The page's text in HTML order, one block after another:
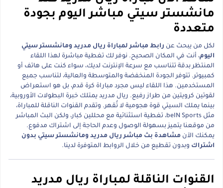
مانشستر سيتي مباشر اليوم بجودة
متعددة
لكل من يبحث عن رابط مباشر لمباراة ريال مدريد ومانشستر سيتي
اليوم، أنت في المكان الصحيح. نوفر لك تغطية مباشرة لهذا اللقاء
المنتظر بدقة تتناسب مع سرعة الإنترنت لديك، سواء كنت على هاتف أو
كمبيوتر. تتوفر الجودة المنخفضة والمتوسطة والعالية، لتناسب جميع
المستخدمين. هذا اللقاء ليس مجرد مباراة كرة قدم، بل هو استعراض
لقوتين كرويتين من طراز رفيع. ريال مدريد يمتلك خبرة البطولات الأوروبية،
بينما يملك السيتي قوة هجومية لا تُقهر. وتقدم القنوات الناقلة للمباراة،
مثل beIN Sports، تغطية استثنائية مع محللين كبار، ولكن البث المباشر
من موقعنا يتميز بسهولة الوصول وعدم الحاجة إلى اشتراك مدفوع.
يمكنك الآن مشاهدة بث مباشر ريال مدريد ومانشستر سيتي بدون
اشتراك وبدون تقطيع من خلال الروابط المتوفرة لدينا.
القنوات الناقلة لمباراة ريال مدريد